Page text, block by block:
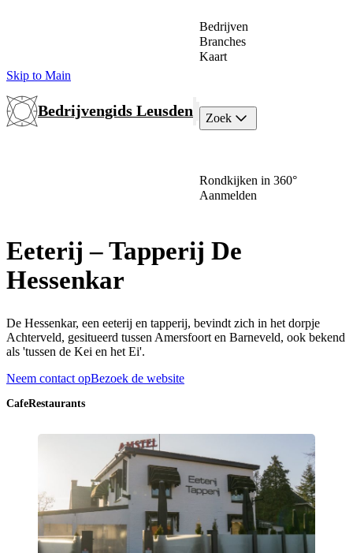
Skip to Main
Bedrijvengids Leusden
Bedrijven
Branches
Kaart
Zoek
Rondkijken in 360°
Aanmelden
Eeterij – Tapperij De
Hessenkar
De Hessenkar, een eeterij en tapperij, bevindt zich in het dorpje
Achterveld, gesitueerd tussen Amersfoort en Barneveld, ook bekend
als 'tussen de Kei en het Ei'.
Neem contact opBezoek de website
CafeRestaurants